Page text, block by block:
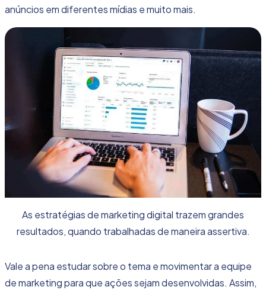
anúncios em diferentes mídias e muito mais.
As estratégias de marketing digital trazem grandes
resultados, quando trabalhadas de maneira assertiva.
Vale a pena estudar sobre o tema e movimentar a equipe
de marketing para que ações sejam desenvolvidas. Assim,